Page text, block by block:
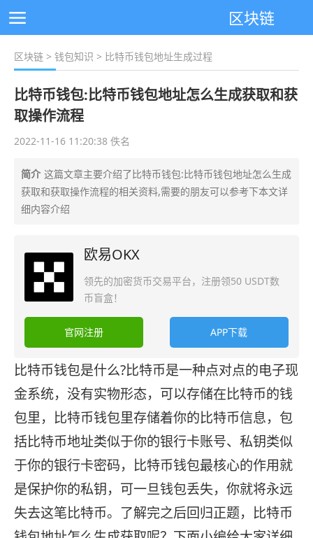
区块链
区块链 > 钱包知识 > 比特币钱包地址生成过程
比特币钱包:比特币钱包地址怎么生成获取和获
取操作流程
2022-11-16 11:20:38 佚名
简介 这篇文章主要介绍了比特币钱包:比特币钱包地址怎么生成
获取和获取操作流程的相关资料,需要的朋友可以参考下本文详
细内容介绍
欧易OKX
领先的加密货币交易平台，注册领50 USDT数
币盲盒！
官网注册 APP下载
比特币钱包是什么?比特币是一种点对点的电子现
金系统，没有实物形态，可以存储在比特币的钱
包里，比特币钱包里存储着你的比特币信息，包
括比特币地址类似于你的银行卡账号、私钥类似
于你的银行卡密码，比特币钱包最核心的作用就
是保护你的私钥，可一旦钱包丢失，你就将永远
失去这笔比特币。了解完之后回归正题，比特币